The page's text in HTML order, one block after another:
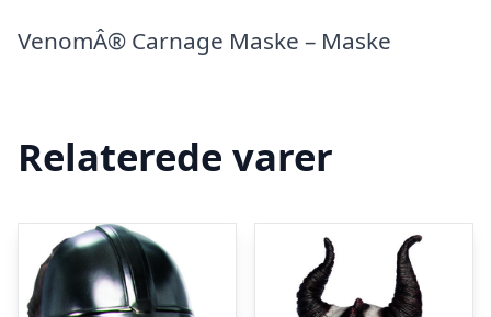
VenomÂ® Carnage Maske – Maske
Relaterede varer